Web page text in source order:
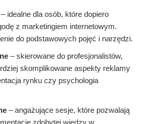
– idealne dla osób, które dopiero
z marketingiem internetowym.
do podstawowych pojęć i narzędzi.
– skierowane do profesjonalistów,
skomplikowane aspekty reklamy
rynku czy psychologia
– angażujące sesje, które pozwalają